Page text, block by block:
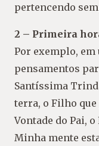
pertencendo
2 – Primeira
Por exemplo, em
pensamentos
Santíssima
terra, o Filho que
Vontade do Pai,
Minha mente